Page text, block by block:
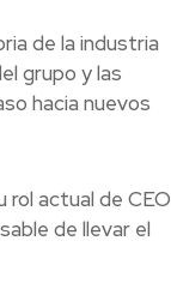
de la industria
grupo y las
hacia nuevos
rol actual de CEO
de llevar el